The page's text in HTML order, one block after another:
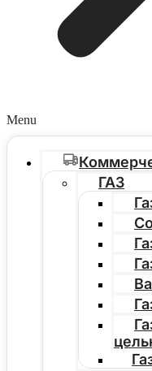
Menu
ГАЗ